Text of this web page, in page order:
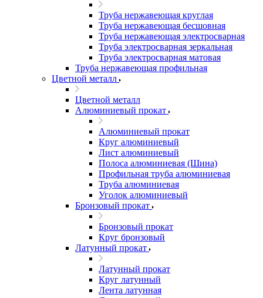
Труба нержавеющая круглая
Труба нержавеющая бесшовная
Труба нержавеющая электросварная
Труба электросварная зеркальная
Труба электросварная матовая
Труба нержавеющая профильная
Цветной металл
Цветной металл
Алюминиевый прокат
Алюминиевый прокат
Круг алюминиевый
Лист алюминиевый
Полоса алюминиевая (Шина)
Профильная труба алюминиевая
Труба алюминиевая
Уголок алюминиевый
Бронзовый прокат
Бронзовый прокат
Круг бронзовый
Латунный прокат
Латунный прокат
Круг латунный
Лента латунная